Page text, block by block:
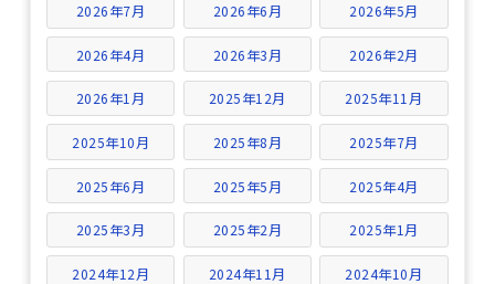
2026年7月 2026年6月 2026年5月
2026年4月 2026年3月 2026年2月
2026年1月 2025年12月 2025年11月
2025年10月 2025年8月 2025年7月
2025年6月 2025年5月 2025年4月
2025年3月 2025年2月 2025年1月
2024年12月 2024年11月 2024年10月